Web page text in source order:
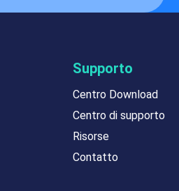
Supporto
Centro Download
Centro di supporto
Risorse
Contatto